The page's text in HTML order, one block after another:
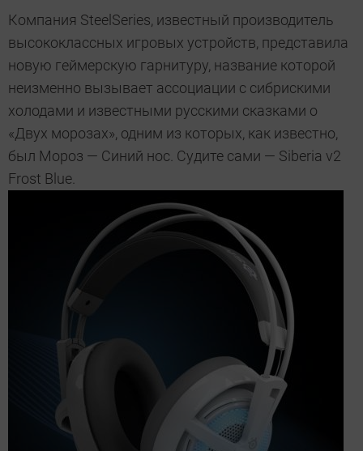
Компания SteelSeries, известный производитель
высококлассных игровых устройств, представила
новую геймерскую гарнитуру, название которой
неизменно вызывает ассоциации с сибрискими
холодами и известными русскими сказками о
«Двух морозах», одним из которых, как известно,
был Мороз — Синий нос. Судите сами — Siberia v2
Frost Blue.